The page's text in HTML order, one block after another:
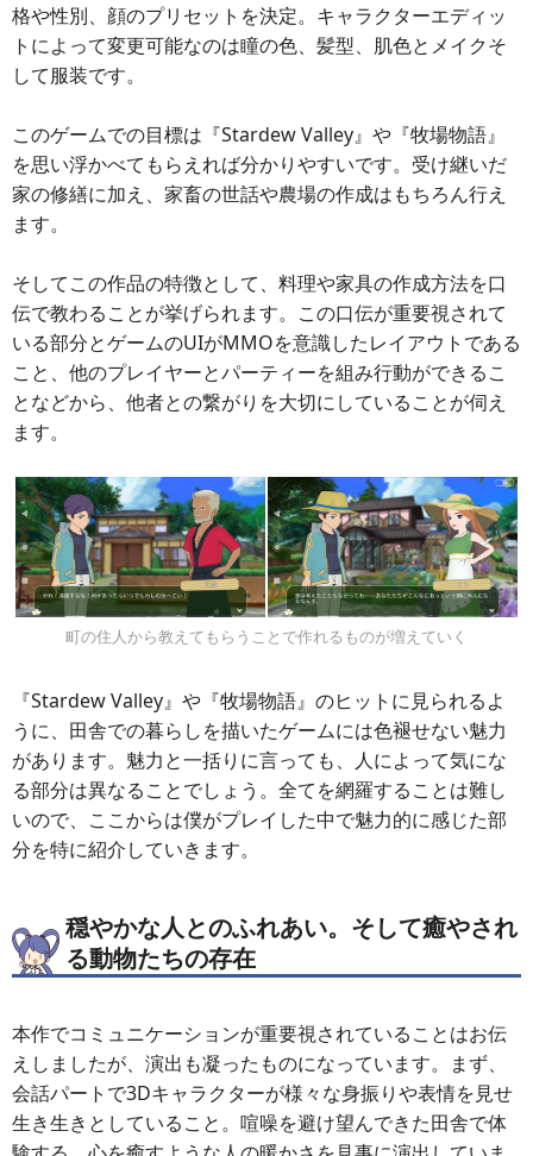
格や性別、顔のプリセットを決定。キャラクターエディッ
トによって変更可能なのは瞳の色、髪型、肌色とメイクそ
して服装です。
このゲームでの目標は『Stardew Valley』や『牧場物語』
を思い浮かべてもらえれば分かりやすいです。受け継いだ
家の修繕に加え、家畜の世話や農場の作成はもちろん行え
ます。
そしてこの作品の特徴として、料理や家具の作成方法を口
伝で教わることが挙げられます。この口伝が重要視されて
いる部分とゲームのUIがMMOを意識したレイアウトである
こと、他のプレイヤーとパーティーを組み行動ができるこ
となどから、他者との繋がりを大切にしていることが伺え
ます。
町の住人から教えてもらうことで作れるものが増えていく
『Stardew Valley』や『牧場物語』のヒットに見られるよ
うに、田舎での暮らしを描いたゲームには色褪せない魅力
があります。魅力と一括りに言っても、人によって気にな
る部分は異なることでしょう。全てを網羅することは難し
いので、ここからは僕がプレイした中で魅力的に感じた部
分を特に紹介していきます。
穏やかな人とのふれあい。そして癒やされ
る動物たちの存在
本作でコミュニケーションが重要視されていることはお伝
えしましたが、演出も凝ったものになっています。まず、
会話パートで3Dキャラクターが様々な身振りや表情を見せ
生き生きとしていること。喧噪を避け望んできた田舎で体